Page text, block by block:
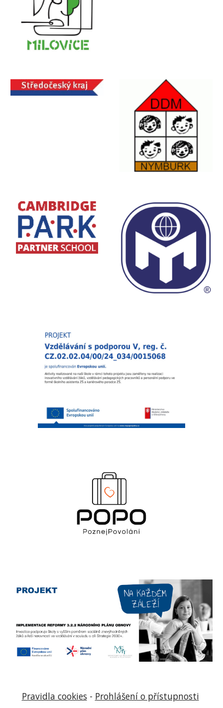
Pravidla cookies - Prohlášení o přístupnosti